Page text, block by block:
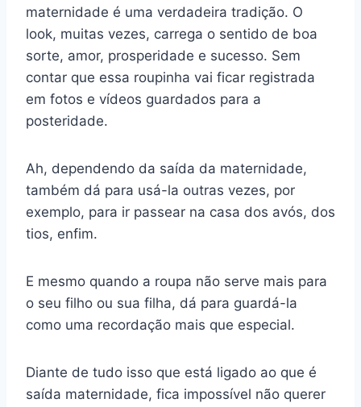
maternidade é uma verdadeira tradição. O
look, muitas vezes, carrega o sentido de boa
sorte, amor, prosperidade e sucesso. Sem
contar que essa roupinha vai ficar registrada
em fotos e vídeos guardados para a
posteridade.
Ah, dependendo da saída da maternidade,
também dá para usá-la outras vezes, por
exemplo, para ir passear na casa dos avós, dos
tios, enfim.
E mesmo quando a roupa não serve mais para
o seu filho ou sua filha, dá para guardá-la
como uma recordação mais que especial.
Diante de tudo isso que está ligado ao que é
saída maternidade, fica impossível não querer